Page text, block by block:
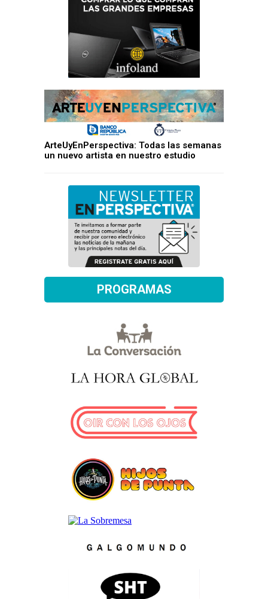
ArteUyEnPerspectiva: Todas las semanas
un nuevo artista en nuestro estudio
PROGRAMAS